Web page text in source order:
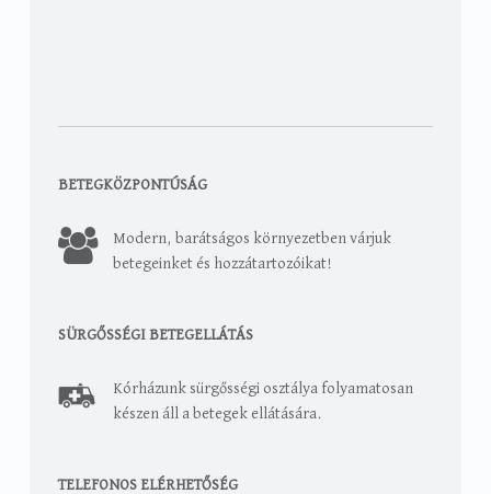
BETEGKÖZPONTÚSÁG
Modern, barátságos környezetben várjuk
betegeinket és hozzátartozóikat!
SÜRGŐSSÉGI BETEGELLÁTÁS
Kórházunk sürgősségi osztálya folyamatosan
készen áll a betegek ellátására.
TELEFONOS ELÉRHETŐSÉG